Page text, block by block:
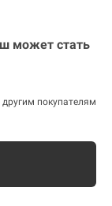
может стать
покупателям